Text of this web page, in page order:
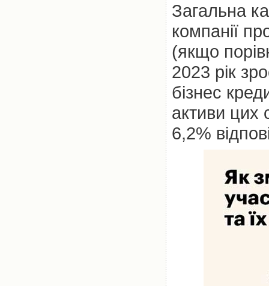
Загальна
компанії
(якщо
2023 рік
бізнес
активи цих
6,2%